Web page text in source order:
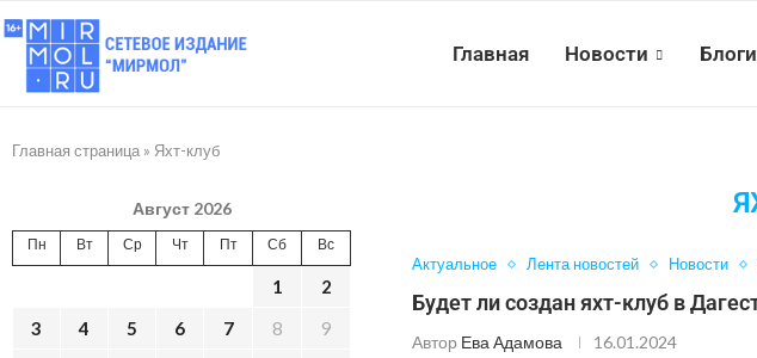
Главная Новости Блоги
Главная страница » Яхт-клуб
Актуальное Лента новостей Новости
Будет ли создан яхт-клуб в
Автор Ева Адамова 16.01.2024
Август 2026
Пн Вт Ср Чт Пт Сб Вс
1
2
3
4 5 6 7 8
9